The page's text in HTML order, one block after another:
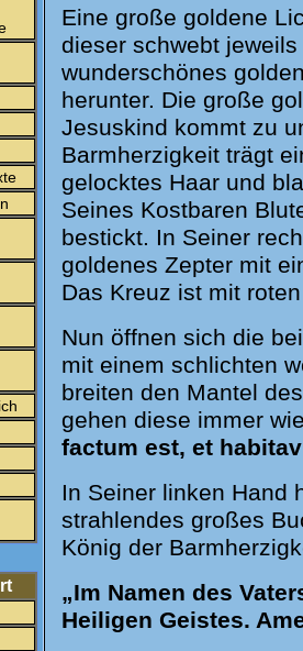
Eine große goldene
dieser schwebt
wunderschönes
herunter. Die große
Jesuskind kommt zu
Barmherzigkeit trägt
gelocktes Haar und
Seines Kostbaren
bestickt. In Seiner
goldenes Zepter mit
Das Kreuz ist mit
Nun öffnen sich die
mit einem schlichten
breiten den Mantel
gehen diese immer
factum est, et
In Seiner linken Hand
strahlendes großes
König der
„Im Namen des
Heiligen Geistes.